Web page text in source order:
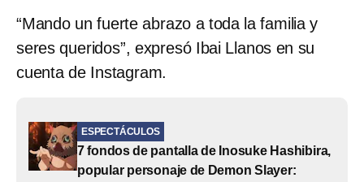
“Mando un fuerte abrazo a toda la familia y
seres queridos”, expresó Ibai Llanos en su
cuenta de Instagram.
ESPECTÁCULOS
7 fondos de pantalla de Inosuke Hashibira,
popular personaje de Demon Slayer: